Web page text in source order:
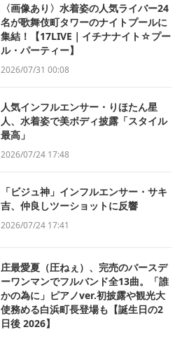
〈画像あり〉水着姿の人気ライバー24
名が歌舞伎町タワーのナイトプールに
集結！【17LIVE｜イチナナイト☆プー
ル・パーティー】
2026/07/31 00:08
人気インフルエンサー・りほたん星
人、水着姿で美ボディ披露「スタイル
最高」
2026/07/24 17:48
「ビジュ神」インフルエンサー・サキ
吉、仲良しツーショットに反響
2026/07/24 17:41
庄最愛夏（圧ねぇ）、完売のバースデ
ーワンマンでフルバンド全13曲。「誰
かの為に」ピアノver.初披露や観光大
使務める白浜町長登場も【誕生日の2
日後 2026】